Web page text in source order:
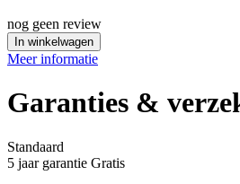
nog geen review
In winkelwagen
Meer informatie
Garanties &
Standaard
5 jaar garantie Gratis